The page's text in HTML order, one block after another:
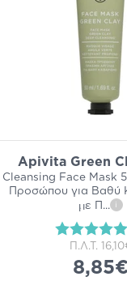
Apivita Green
Cleansing Face Mask
Προσώπου για Βαθύ
με Π ... i
Π.Λ.Τ.